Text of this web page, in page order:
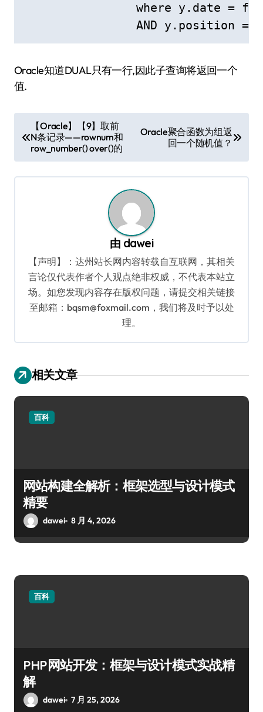
where y.date =
AND y.position =
Oracle知道DUAL只有一行,因此子查询将返回一个
值.
章
导
航
【Oracle】【9】取前
N条记录——rownum和
row_number() over()的
Oracle聚合函数为组返
回一个随机值？
由 dawei
【声明】：达州站长网内容转载自互联网，其相关
言论仅代表作者个人观点绝非权威，不代表本站立
场。如您发现内容存在版权问题，请提交相关链接
至邮箱：bqsm@foxmail.com，我们将及时予以处
理。
相关文章
百科
网站构建全解析：框架选型与设计模式
精要
dawei 8 月 4, 2026
百科
PHP网站开发：框架与设计模式实战精
解
dawei 7 月 25, 2026